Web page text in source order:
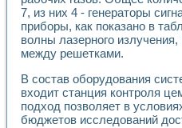
7, из них 4 - генераторы
приборы, как показано в
волны лазерного
между решетками.
В состав оборудования
входит станция контроля
подход позволяет в
бюджетов исследований